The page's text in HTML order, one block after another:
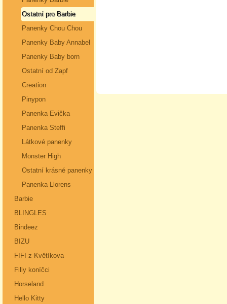
Ostatní pro Barbie
Panenky Chou Chou
Panenky Baby Annabel
Panenky Baby born
Ostatní od Zapf
Creation
Pinypon
Panenka Evička
Panenka Steffi
Látkové panenky
Monster High
Ostatní krásné panenky
Panenka Llorens
Barbie
BLINGLES
Bindeez
BIZU
FIFI z Květíkova
Filly koníčci
Horseland
Hello Kitty